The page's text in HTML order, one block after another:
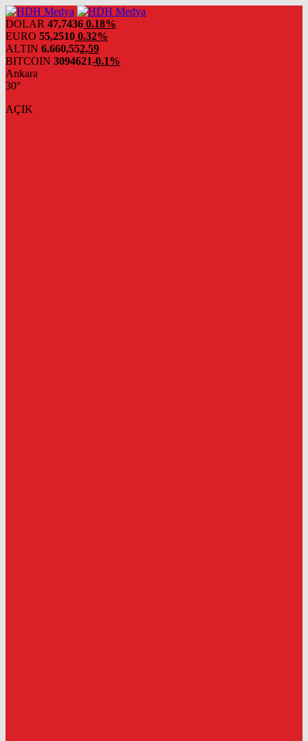
DOLAR 47,7436 0.18%
EURO 55,2510 0.32%
ALTIN 6.660,552,59
BITCOIN 3094621-0.1%
Ankara
30°
AÇIK